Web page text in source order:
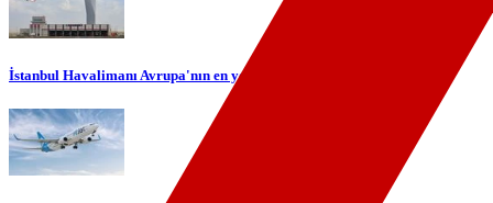
İstanbul Havalimanı Avrupa'nın en yoğun havalimanı oldu